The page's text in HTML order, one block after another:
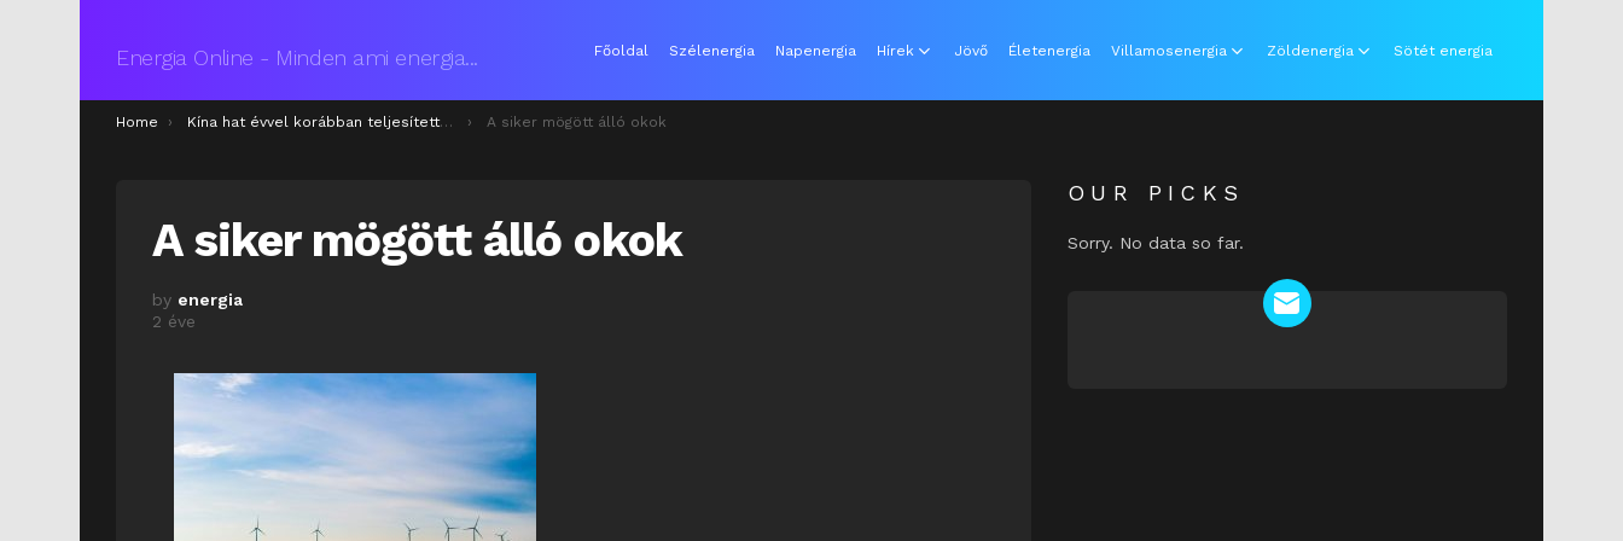
Energia Online - Minden ami energia... Főoldal Szélenergia Napenergia Hírek Jövő Életenergia Villamosenergia Zöldenergia Sötét energia
You are here:
Home Kína hat évvel korábban teljesítette a 2030-as tiszta energia célját A siker mögött álló okok
A siker mögött álló okok
by energia
2 éve
OUR PICKS
Sorry. No data so far.